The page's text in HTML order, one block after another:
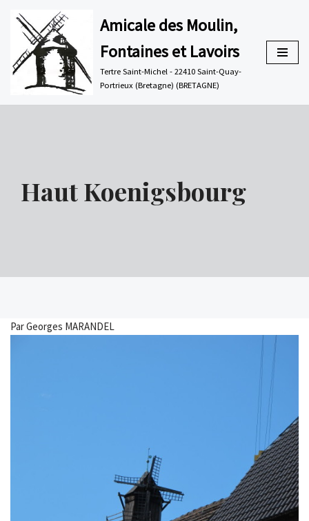
Aller
au
contenu
Amicale des Moulin,
Fontaines et Lavoirs
Tertre Saint-Michel - 22410 Saint-Quay-
Portrieux (Bretagne) (BRETAGNE)
Haut Koenigsbourg
Par Georges MARANDEL